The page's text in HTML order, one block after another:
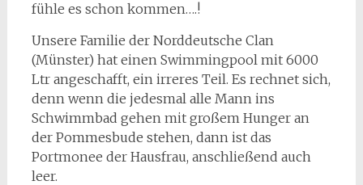
fühle es schon kommen….!
Unsere Familie der Norddeutsche Clan
(Münster) hat einen Swimmingpool mit 6000
Ltr angeschafft, ein irreres Teil. Es rechnet sich,
denn wenn die jedesmal alle Mann ins
Schwimmbad gehen mit großem Hunger an
der Pommesbude stehen, dann ist das
Portmonee der Hausfrau, anschließend auch
leer.